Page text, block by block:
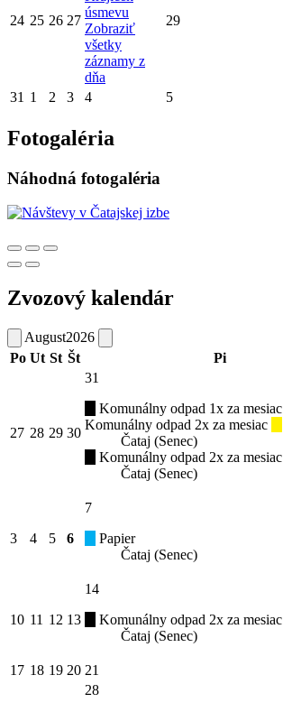
24 25 26 27
úsmevu
Zobraziť
všetky
záznamy z
dňa
29
31 1 2 3 4 5
Fotogaléria
Náhodná fotogaléria
Zvozový kalendár
August2026
Po Ut St Št Pi
27 28 29 30
31
Komunálny odpad 1x za mesiac
Komunálny odpad 2x za mesiac
Čataj (Senec)
Komunálny odpad 2x za mesiac
Čataj (Senec)
3 4 5 6
7
Papier
Čataj (Senec)
10 11 12 13
14
Komunálny odpad 2x za mesiac
Čataj (Senec)
17 18 19 20 21
28